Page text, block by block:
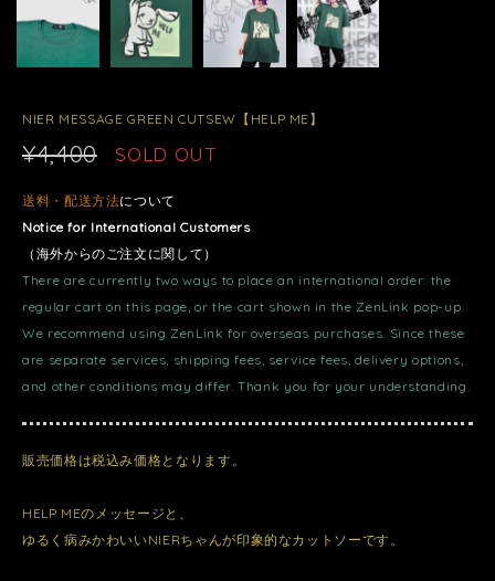
NIER MESSAGE GREEN CUTSEW【HELP ME】
¥4,400 SOLD OUT
送料・配送方法について
Notice for International Customers
（海外からのご注文に関して）
There are currently two ways to place an international order: the
regular cart on this page, or the cart shown in the ZenLink pop-up.
We recommend using ZenLink for overseas purchases. Since these
are separate services, shipping fees, service fees, delivery options,
and other conditions may differ. Thank you for your understanding.
販売価格は税込み価格となります。
HELP MEのメッセージと、
ゆるく病みかわいいNIERちゃんが印象的なカットソーです。